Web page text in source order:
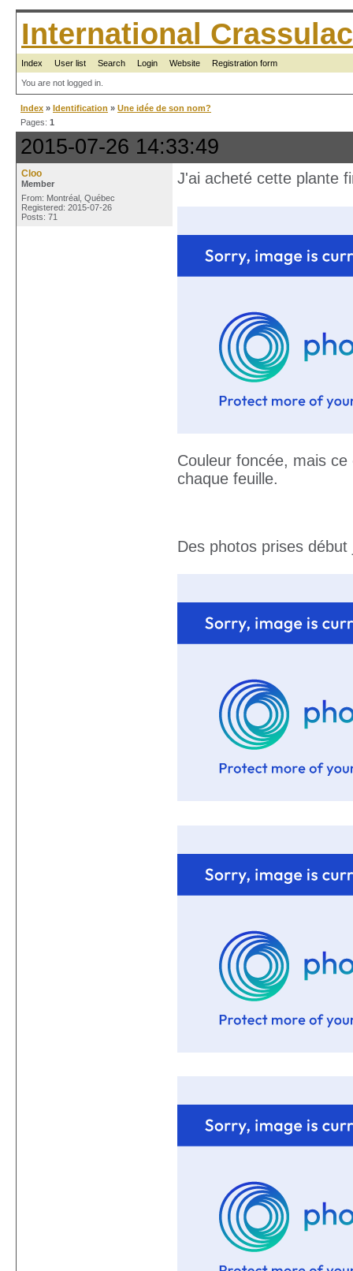
International
Index User list Search Login Website Registration form
You are not logged in.
Index » Identification » Une idée de son nom?
Pages: 1
2015-07-26 14:33:49
Cloo
Member
From: Montréal, Québec
Registered: 2015-07-26
Posts: 71
J'ai acheté cette plante
Couleur foncée, mais
chaque feuille.
Des photos prises début